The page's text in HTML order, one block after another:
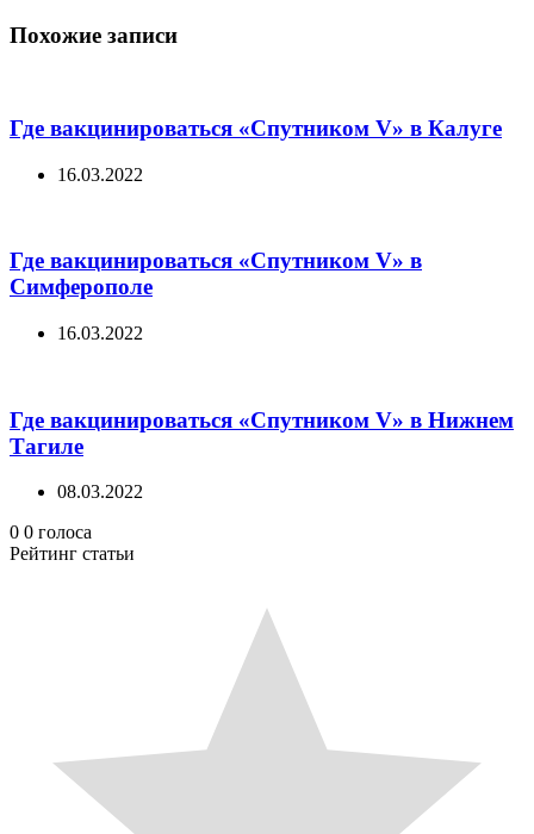
Похожие записи
Где вакцинироваться «Спутником V» в Калуге
16.03.2022
Где вакцинироваться «Спутником V» в
Симферополе
16.03.2022
Где вакцинироваться «Спутником V» в Нижнем
Тагиле
08.03.2022
0 0 голоса
Рейтинг статьи